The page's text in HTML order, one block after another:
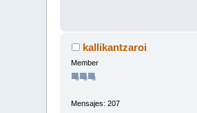
kallikantzaroi
Member
Mensajes: 207